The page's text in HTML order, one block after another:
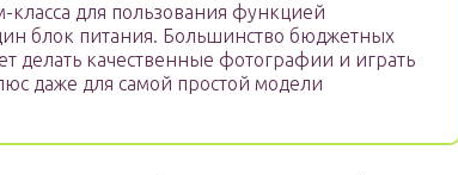
для пользования функцией
блок питания. Большинство бюджетных
делать качественные фотографии и играть
даже для самой простой модели